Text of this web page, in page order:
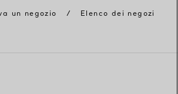
un negozio / Elenco dei negozi